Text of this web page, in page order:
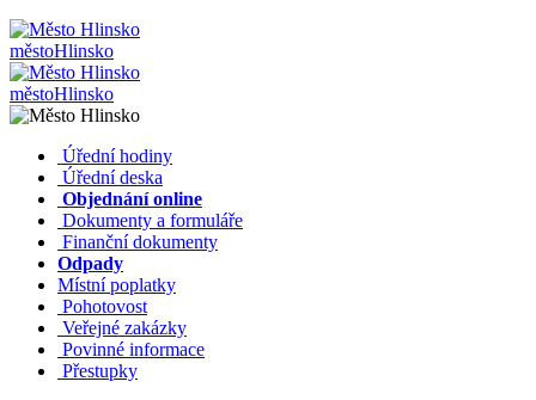
městoHlinsko
městoHlinsko
Úřední hodiny
Úřední deska
Objednání online
Dokumenty a formuláře
Finanční dokumenty
Odpady
Místní poplatky
Pohotovost
Veřejné zakázky
Povinné informace
Přestupky